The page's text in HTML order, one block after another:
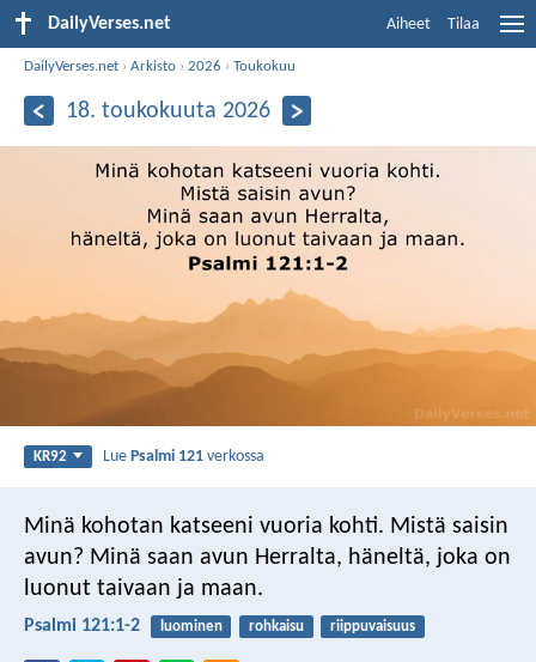
DailyVerses.net Aiheet Tilaa
DailyVerses.net ›Arkisto ›2026 ›Toukokuu
18. toukokuuta 2026
KR92 LuePsalmi 121 verkossa
Minä kohotan katseeni vuoria kohti. Mistä saisin
avun? Minä saan avun Herralta, häneltä, joka on
luonut taivaan ja maan.
Psalmi 121:1-2 luominen rohkaisu riippuvaisuus